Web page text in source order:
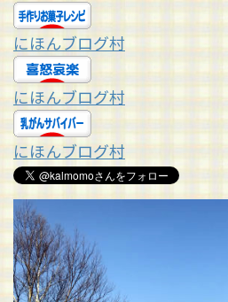
にほんブログ村
にほんブログ村
にほんブログ村